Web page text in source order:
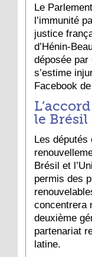
Le
l’immunité
justice
d’Hénin-
déposée par
s’estime
Facebook
le Brésil
Les députés
Brésil et
permis des
concentrera
deuxième
partenariat
latine.